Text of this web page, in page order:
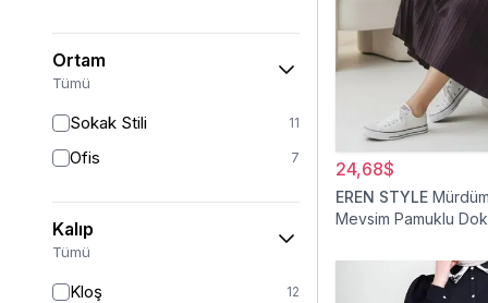
Ortam
Tümü
Sokak Stili 11
Ofis 7
Kalıp
Tümü
Kloş 12
24,68$
EREN STYLE
Mevsim Pamuklu